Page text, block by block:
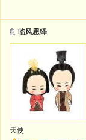
临风思绎
天使